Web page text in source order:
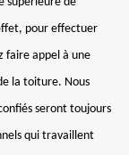
pour effectuer
faire appel à une
la toiture. Nous
seront toujours
qui travaillent